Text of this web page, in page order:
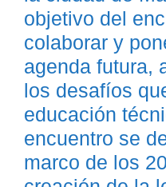
objetivo del
colaborar y
agenda futura,
los desafíos
educación
encuentro se
marco de los